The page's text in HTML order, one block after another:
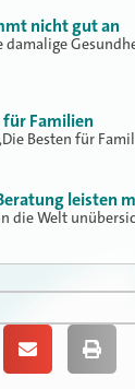
nicht gut an
damalige
für Familien
Besten für
leisten
die Welt